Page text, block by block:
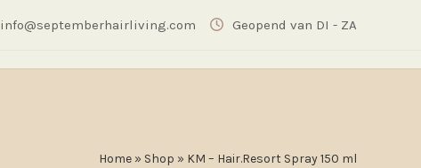
info@septemberhairliving.com Geopend van DI - ZA
Home » Shop » KM – Hair.Resort Spray 150 ml